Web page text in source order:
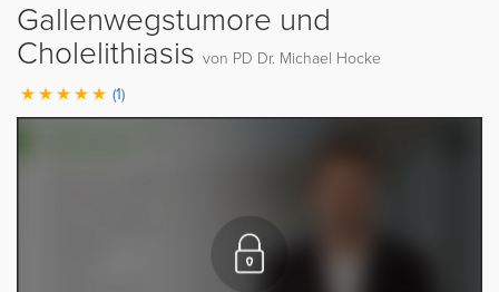
Gallenwegstumore und
Cholelithiasis von PD Dr. Michael Hocke
(1)